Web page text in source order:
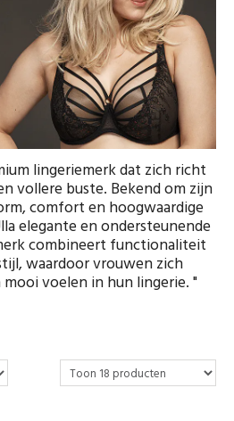
lingeriemerk dat zich richt
vollere buste. Bekend om zijn
comfort en hoogwaardige
elegante en ondersteunende
combineert functionaliteit
waardoor vrouwen zich
voelen in hun lingerie. "